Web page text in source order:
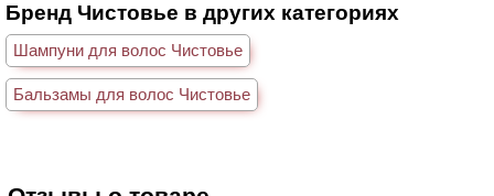
Бренд Чистовье в других категориях
Шампуни для волос Чистовье
Бальзамы для волос Чистовье